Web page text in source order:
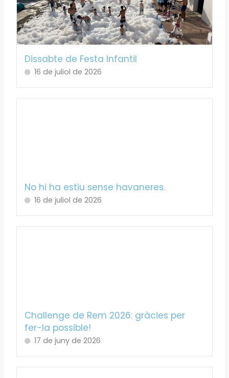
Dissabte de Festa Infantil
16 de juliol de 2026
No hi ha estiu sense havaneres.
16 de juliol de 2026
Challenge de Rem 2026: gràcies per
fer-la possible!
17 de juny de 2026